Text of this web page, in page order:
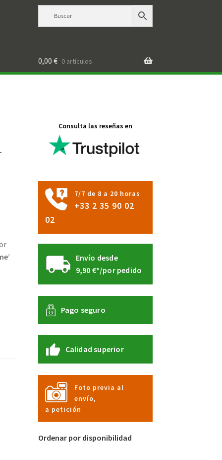
0,00 € 0 artículos
Consulta las reseñas en
7/7 de 8 a 20 horas
+33 2 35 90 02
02
Envío desde
9,90 €*/por pedido
Pago seguro
Calidad superior
Foto previa al
envío,
a petición
Ordenar por disponibilidad